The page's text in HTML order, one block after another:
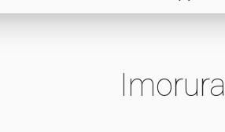
Imorural